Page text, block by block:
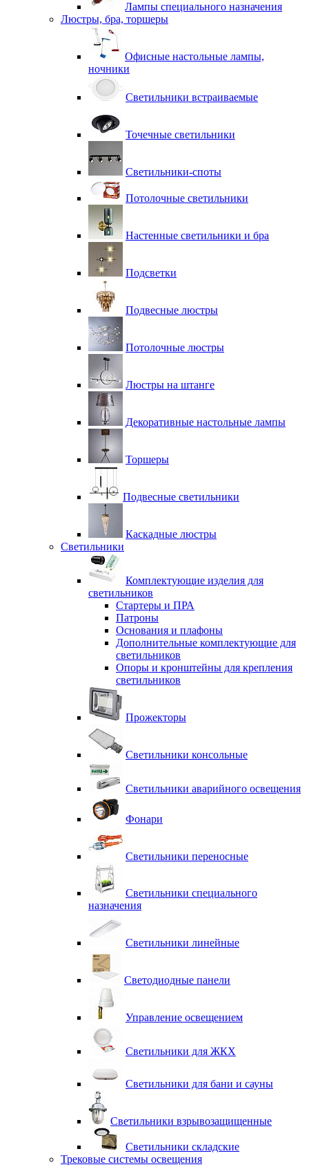
Лампы специального назначения
Люстры, бра, торшеры
Офисные настольные лампы,
ночники
Светильники встраиваемые
Точечные светильники
Светильники-споты
Потолочные светильники
Настенные светильники и бра
Подсветки
Подвесные люстры
Потолочные люстры
Люстры на штанге
Декоративные настольные лампы
Торшеры
Подвесные светильники
Каскадные люстры
Светильники
Комплектующие изделия для
светильников
Стартеры и ПРА
Патроны
Основания и плафоны
Дополнительные комплектующие для
светильников
Опоры и кронштейны для крепления
светильников
Прожекторы
Светильники консольные
Светильники аварийного освещения
Фонари
Светильники переносные
Светильники специального
назначения
Светильники линейные
Светодиодные панели
Управление освещением
Светильники для ЖКХ
Светильники для бани и сауны
Светильники взрывозащищенные
Светильники складские
Трековые системы освещения